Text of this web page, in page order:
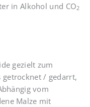
in Alkohol und CO2
gezielt zum
getrocknet / gedarrt,
vom
Malze mit